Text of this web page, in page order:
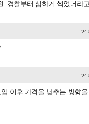
. 경찰부터 심하게 썩었더라
이후 가격을 낮추는 방향을